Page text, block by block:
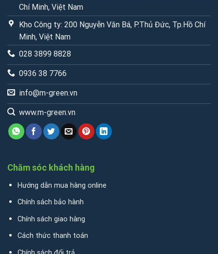
Chí Minh, Việt Nam
Kho Công ty: 200 Nguyễn Văn Bá, P.Thủ Đức, Tp.Hồ Chí
Minh, Việt Nam
028 3899 8828
0936 38 7766
info@m-green.vn
www.m-green.vn
Chăm sóc khách hàng
Hướng dẫn mua hàng online
Chính sách bảo hành
Chính sách giao hàng
Cách thức thanh toán